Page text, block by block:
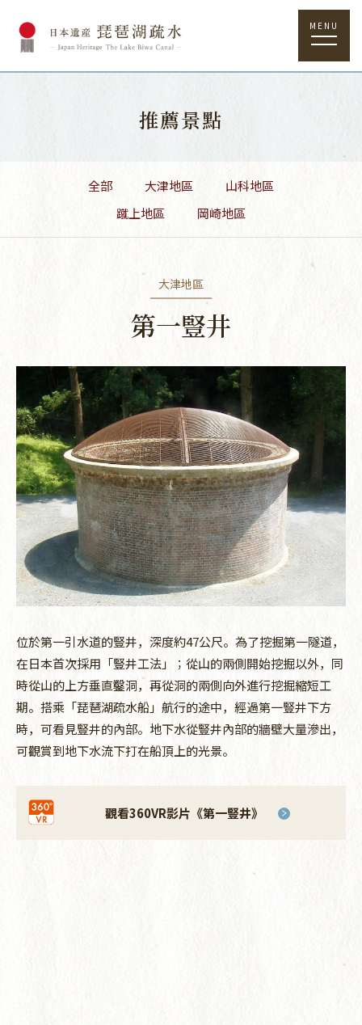
MENU
推薦景點
全部 大津地區
山科地區
蹴上地區
岡崎地區
大津地區
第一豎井
位於第一引水道的豎井，深度約47公尺。為了挖掘第一隧道，
在日本首次採用「豎井工法」；從山的兩側開始挖掘以外，同
時從山的上方垂直鑿洞，再從洞的兩側向外進行挖掘縮短工
期。搭乘「琵琶湖疏水船」航行的途中，經過第一豎井下方
時，可看見豎井的內部。地下水從豎井內部的牆壁大量滲出，
可觀賞到地下水流下打在船頂上的光景。
觀看360VR影片《第一豎井》